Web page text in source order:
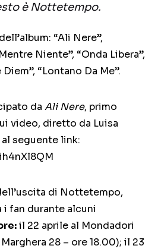
è Nottetempo.
dell’album: “Ali Nere”,
Niente”, “Onda Libera”,
“Lontano Da Me”.
da Ali Nere, primo
video, diretto da Luisa
seguente link:
di Nottetempo,
fan durante alcuni
il 22 aprile al Mondadori
28 – ore 18.00); il 23